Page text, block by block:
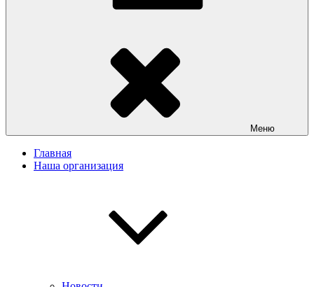
Меню
Главная
Наша организация